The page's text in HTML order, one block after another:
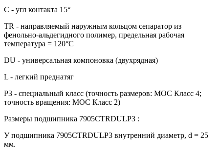
C - угл контакта 15°
TR - направляемый наружным кольцом сепаратор из
фенольно-альдегидного полимер, предельная рабочая
температура = 120°С
DU - универсальная компоновка (двухрядная)
L - легкий преднатяг
P3 - специальный класс (точность размеров: МОС Класс 4;
точность вращения: МОС Класс 2)
Размеры подшипника 7905CTRDULP3 :
У подшипника 7905CTRDULP3 внутренний диаметр, d = 25
мм.